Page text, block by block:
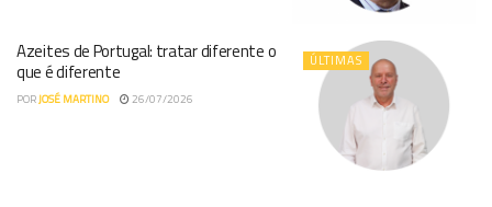
ÚLTIMAS
Azeites de Portugal: tratar diferente o
que é diferente
PORJOSÉ MARTINO 26/07/2026